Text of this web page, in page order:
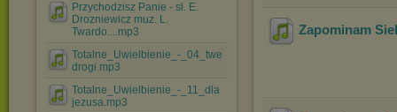
Przychodzisz Panie - sl. E.
Drozniewicz muz. L.
Twardo....mp3
Totalne_Uwielbienie_-_04_twe
drogi.mp3
Totalne_Uwielbienie_-_11_dla
jezusa.mp3
Zapominam